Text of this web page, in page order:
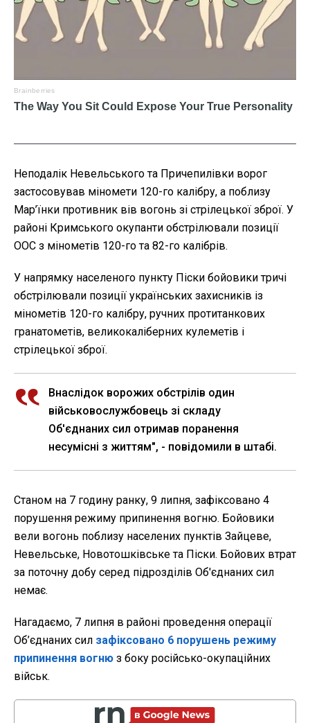
Неподалік Невельського та Причепилівки ворог
застосовував міномети 120-го калібру, а поблизу
Мар’їнки противник вів вогонь зі стрілецької зброї. У
районі Кримського окупанти обстрілювали позиції
ООС з мінометів 120-го та 82-го калібрів.
У напрямку населеного пункту Піски бойовики тричі
обстрілювали позиції українських захисників із
мінометів 120-го калібру, ручних протитанкових
гранатометів, великокаліберних кулеметів і
стрілецької зброї.
Внаслідок ворожих обстрілів один
військовослужбовець зі складу
Об'єднаних сил отримав поранення
несумісні з життям", - повідомили в штабі.
Станом на 7 годину ранку, 9 липня, зафіксовано 4
порушення режиму припинення вогню. Бойовики
вели вогонь поблизу населених пунктів Зайцеве,
Невельське, Новотошківське та Піски. Бойових втрат
за поточну добу серед підрозділів Об'єднаних сил
немає.
Нагадаємо, 7 липня в районі проведення операції
Об’єднаних сил зафіксовано 6 порушень режиму
припинення вогню з боку російсько-окупаційних
військ.